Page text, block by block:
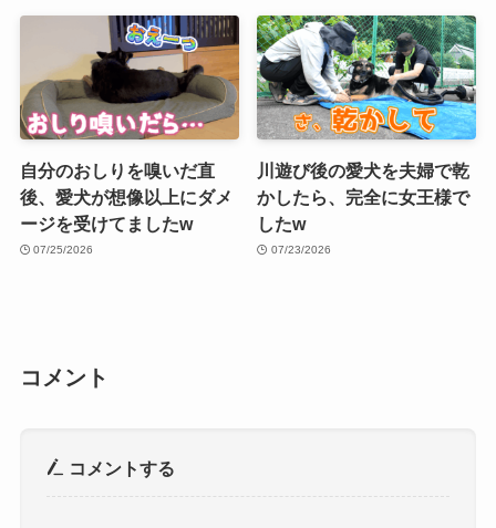
自分のおしりを嗅いだ直
後、愛犬が想像以上にダメ
ージを受けてましたw
07/25/2026
川遊び後の愛犬を夫婦で乾
かしたら、完全に女王様で
したw
07/23/2026
コメント
コメントする